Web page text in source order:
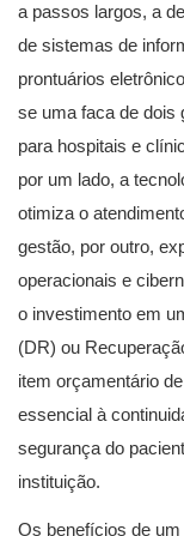
a passos largos, a
de sistemas de
prontuários
se uma faca de dois
para hospitais e
por um lado, a
otimiza o
gestão, por outro,
operacionais e
o investimento em
(DR) ou
item orçamentário de
essencial à
segurança do
instituição.
Os benefícios de